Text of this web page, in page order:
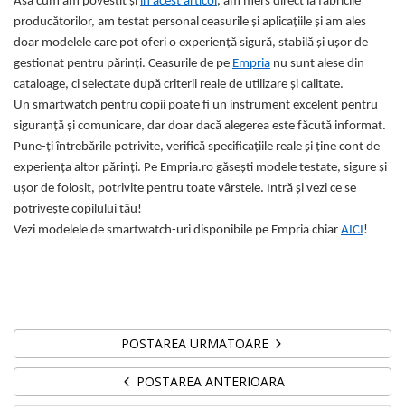
producătorilor, am testat personal ceasurile și aplicațiile și am ales
doar modelele care pot oferi o experiență sigură, stabilă și ușor de
gestionat pentru părinți. Ceasurile de pe Empria nu sunt alese din
cataloage, ci selectate după criterii reale de utilizare și calitate.
Un smartwatch pentru copii poate fi un instrument excelent pentru
siguranță și comunicare, dar doar dacă alegerea este făcută informat.
Pune-ți întrebările potrivite, verifică specificațiile reale și ține cont de
experiența altor părinți. Pe Empria.ro găsești modele testate, sigure și
ușor de folosit, potrivite pentru toate vârstele. Intră și vezi ce se
potrivește copilului tău!
Vezi modelele de smartwatch-uri disponibile pe Empria chiar AICI!
POSTAREA URMATOARE
POSTAREA ANTERIOARA